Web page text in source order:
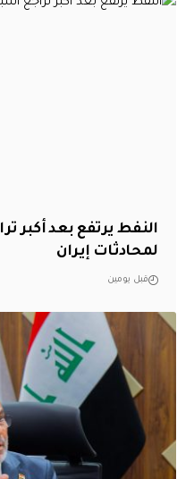
النفط يرتفع بعد أكبر
لمحادثات إيران
قبل يومين